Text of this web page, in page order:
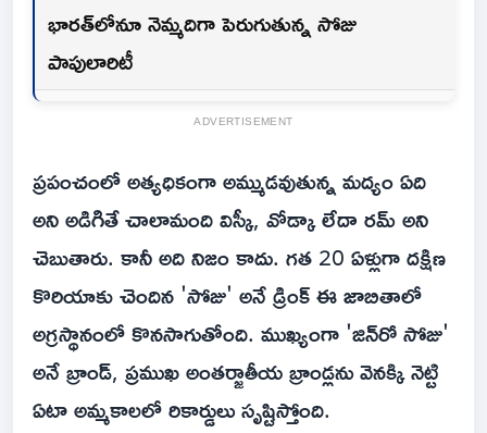
భారత్‌లోనూ నెమ్మదిగా పెరుగుతున్న సోజు
పాపులారిటీ
ADVERTISEMENT
ప్రపంచంలో అత్యధికంగా అమ్ముడవుతున్న మద్యం ఏది
అని అడిగితే చాలామంది విస్కీ, వోడ్కా లేదా రమ్ అని
చెబుతారు. కానీ అది నిజం కాదు. గత 20 ఏళ్లుగా దక్షిణ
కొరియాకు చెందిన 'సోజు' అనే డ్రింక్ ఈ జాబితాలో
అగ్రస్థానంలో కొనసాగుతోంది. ముఖ్యంగా 'జిన్‌రో సోజు'
అనే బ్రాండ్, ప్రముఖ అంతర్జాతీయ బ్రాండ్లను వెనక్కి నెట్టి
ఏటా అమ్మకాలలో రికార్డులు సృష్టిస్తోంది.